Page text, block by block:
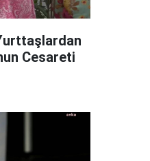
Cesareti